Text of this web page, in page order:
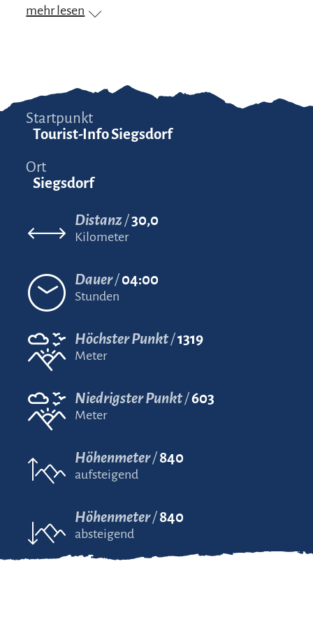
mehr lesen
Startpunkt
Tourist-Info Siegsdorf
Ort
Siegsdorf
Distanz 30,0
Kilometer
Dauer 04:00
Stunden
Höchster Punkt 1319
Meter
Niedrigster Punkt 603
Meter
Höhenmeter 840
aufsteigend
Höhenmeter 840
absteigend